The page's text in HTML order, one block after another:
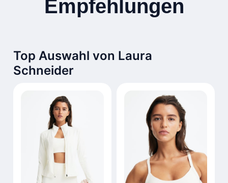
Empfehlungen
Top Auswahl von Laura
Schneider